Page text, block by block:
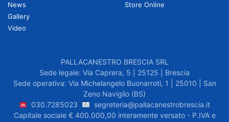
News
Gallery
Video
Store Online
PALLACANESTRO BRESCIA SRL
Sede legale: Via Caprera, 5 | 25125 | Brescia
Sede operativa: Via Michelangelo Buonarroti, 1 | 25010 | San
Zeno Naviglio (BS)
030.7285023
segreteria@pallacanestrobrescia.it
Capitale sociale € 400.000,00 interamente versato - P.IVA e